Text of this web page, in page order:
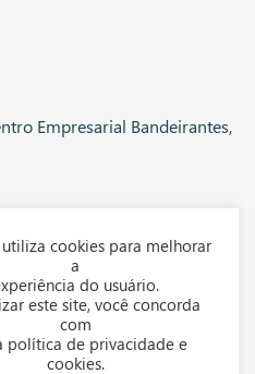
Empresarial Bandeirantes,
utiliza cookies para melhorar
a
do usuário.
este site, você concorda
com
política de privacidade e
cookies.